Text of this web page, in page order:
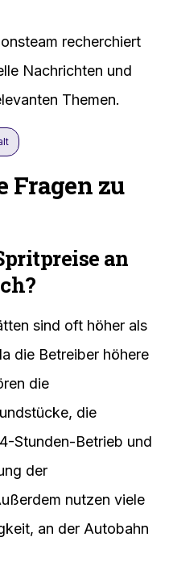
recherchiert
Nachrichten und
Themen.
Fragen zu
an
sind oft höher als
die Betreiber höhere
die
die
Stunden-Betrieb und
der
nutzen viele
an der Autobahn